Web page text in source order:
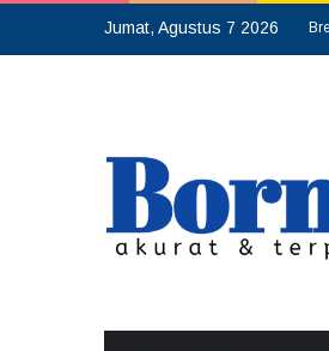
Jumat, Agustus 7 2026